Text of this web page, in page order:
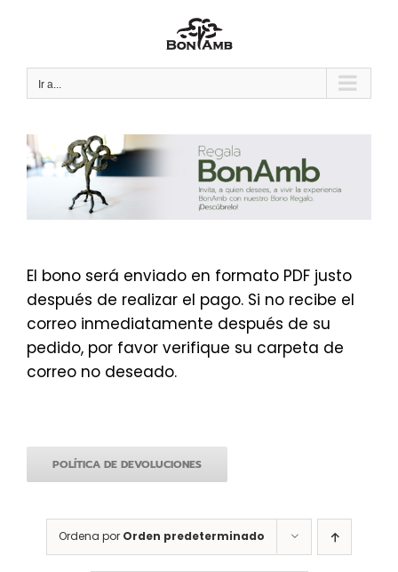
Ir a...
El bono será enviado en formato PDF justo
después de realizar el pago. Si no recibe el
correo inmediatamente después de su
pedido, por favor verifique su carpeta de
correo no deseado.
POLÍTICA DE DEVOLUCIONES
Ordena por Orden predeterminado